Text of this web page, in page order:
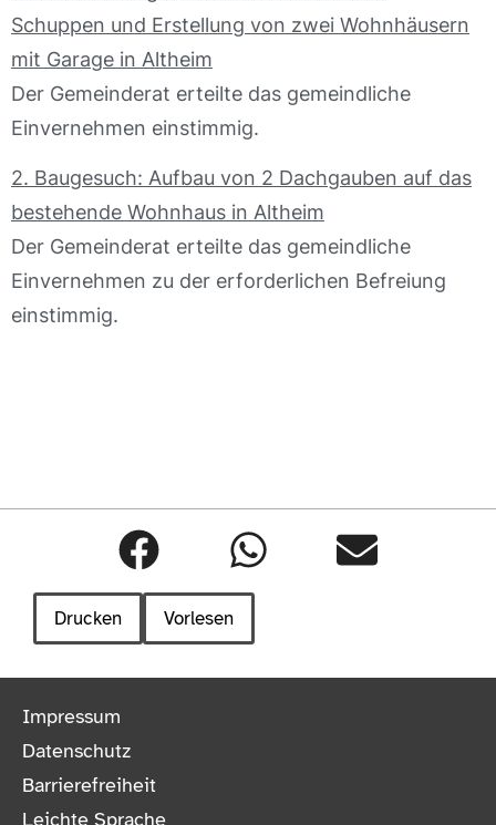
Schuppen und Erstellung von zwei Wohnhäusern
mit Garage in Altheim
Der Gemeinderat erteilte das gemeindliche
Einvernehmen einstimmig.
2. Baugesuch: Aufbau von 2 Dachgauben auf das
bestehende Wohnhaus in Altheim
Der Gemeinderat erteilte das gemeindliche
Einvernehmen zu der erforderlichen Befreiung
einstimmig.
Drucken Vorlesen
Impressum
Datenschutz
Barrierefreiheit
Leichte Sprache